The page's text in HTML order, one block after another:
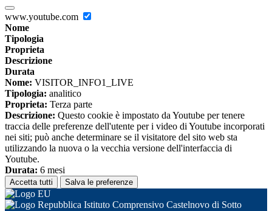
www.youtube.com
Nome
Tipologia
Proprieta
Descrizione
Durata
Nome: VISITOR_INFO1_LIVE
Tipologia: analitico
Proprieta: Terza parte
Descrizione: Questo cookie è impostato da Youtube per tenere
traccia delle preferenze dell'utente per i video di Youtube incorporati
nei siti; può anche determinare se il visitatore del sito web sta
utilizzando la nuova o la vecchia versione dell'interfaccia di
Youtube.
Durata: 6 mesi
Accetta tutti Salva le preferenze
Istituto Comprensivo Castelnovo di Sotto